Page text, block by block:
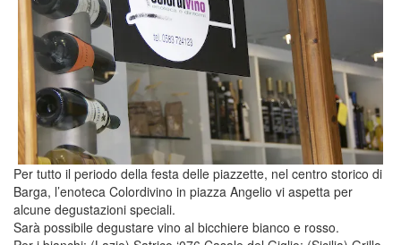
Per tutto il periodo della festa delle piazzette, nel centro storico di
Barga, l’enoteca Colordivino in piazza Angelio vi aspetta per
alcune degustazioni speciali.
Sarà possibile degustare vino al bicchiere bianco e rosso.